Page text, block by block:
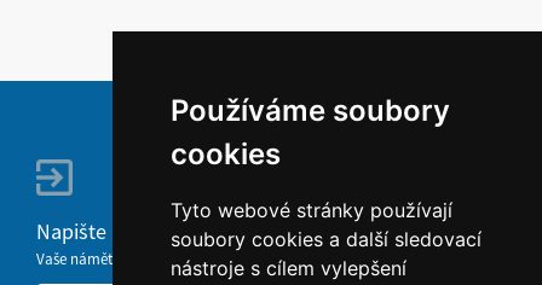
Používáme soubory
cookies
Tyto webové stránky používají
soubory cookies a další sledovací
nástroje s cílem vylepšení
Napište nám
Vaše náměty, komentáře, připomínky a dotazy nezůstanou bez odezvy.